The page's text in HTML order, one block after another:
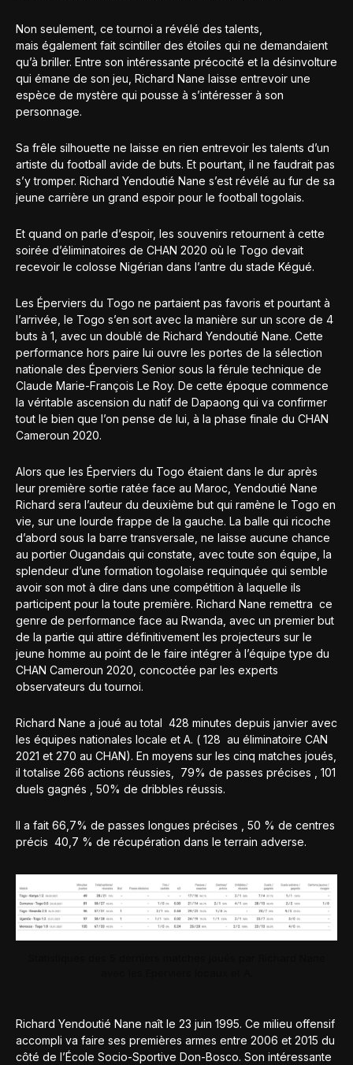
Non seulement, ce tournoi a révélé des talents,
mais également fait scintiller des étoiles qui ne demandaient
qu’à briller. Entre son intéressante précocité et la désinvolture
qui émane de son jeu, Richard Nane laisse entrevoir une
espèce de mystère qui pousse à s’intéresser à son
personnage.
Sa frêle silhouette ne laisse en rien entrevoir les talents d’un
artiste du football avide de buts. Et pourtant, il ne faudrait pas
s’y tromper. Richard Yendoutié Nane s’est révélé au fur de sa
jeune carrière un grand espoir pour le football togolais.
Et quand on parle d’espoir, les souvenirs retournent à cette
soirée d’éliminatoires de CHAN 2020 où le Togo devait
recevoir le colosse Nigérian dans l’antre du stade Kégué.
Les Éperviers du Togo ne partaient pas favoris et pourtant à
l’arrivée, le Togo s’en sort avec la manière sur un score de 4
buts à 1, avec un doublé de Richard Yendoutié Nane. Cette
performance hors paire lui ouvre les portes de la sélection
nationale des Éperviers Senior sous la férule technique de
Claude Marie-François Le Roy. De cette époque commence
la véritable ascension du natif de Dapaong qui va confirmer
tout le bien que l’on pense de lui, à la phase finale du CHAN
Cameroun 2020.
Alors que les Éperviers du Togo étaient dans le dur après
leur première sortie ratée face au Maroc, Yendoutié Nane
Richard sera l’auteur du deuxième but qui ramène le Togo en
vie, sur une lourde frappe de la gauche. La balle qui ricoche
d’abord sous la barre transversale, ne laisse aucune chance
au portier Ougandais qui constate, avec toute son équipe, la
splendeur d’une formation togolaise requinquée qui semble
avoir son mot à dire dans une compétition à laquelle ils
participent pour la toute première. Richard Nane remettra ce
genre de performance face au Rwanda, avec un premier but
de la partie qui attire définitivement les projecteurs sur le
jeune homme au point de le faire intégrer à l’équipe type du
CHAN Cameroun 2020, concoctée par les experts
observateurs du tournoi.
Richard Nane a joué au total 428 minutes depuis janvier avec
les équipes nationales locale et A. ( 128 au éliminatoire CAN
2021 et 270 au CHAN). En moyens sur les cinq matches joués,
il totalise 266 actions réussies, 79% de passes précises , 101
duels gagnés , 50% de dribbles réussis.
Il a fait 66,7% de passes longues précises , 50 % de centres
précis 40,7 % de récupération dans le terrain adverse.
Richard Yendoutié Nane naît le 23 juin 1995. Ce milieu offensif
accompli va faire ses premières armes entre 2006 et 2015 du
côté de l’École Socio-Sportive Don-Bosco. Son intéressante